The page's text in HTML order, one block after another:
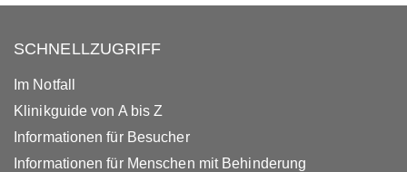
SCHNELLZUGRIFF
Im Notfall
Klinikguide von A bis Z
Informationen für Besucher
Informationen für Menschen mit Behinderung